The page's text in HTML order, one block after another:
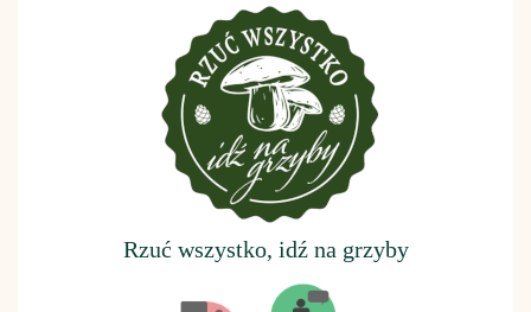
Rzuć wszystko, idź na grzyby